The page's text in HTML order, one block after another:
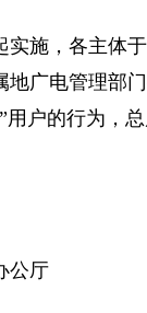
实施，各主体
地广电管理部
用户的行为，
公厅